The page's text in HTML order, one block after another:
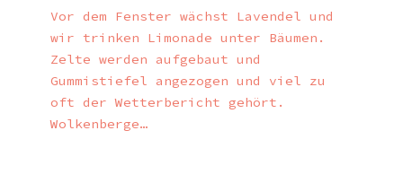
Vor dem Fenster wächst Lavendel und
wir trinken Limonade unter Bäumen.
Zelte werden aufgebaut und
Gummistiefel angezogen und viel zu
oft der Wetterbericht gehört.
Wolkenberge…